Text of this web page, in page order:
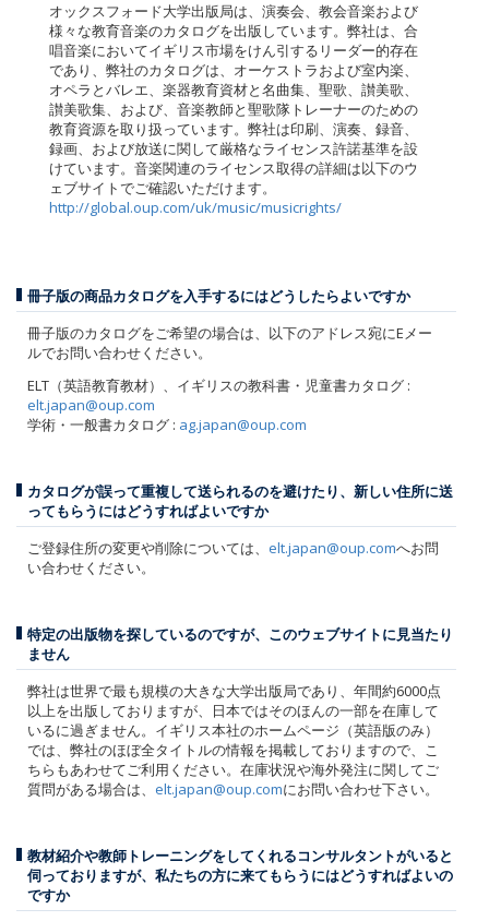
オックスフォード大学出版局は、演奏会、教会音楽および
様々な教育音楽のカタログを出版しています。弊社は、合
唱音楽においてイギリス市場をけん引するリーダー的存在
であり、弊社のカタログは、オーケストラおよび室内楽、
オペラとバレエ、楽器教育資材と名曲集、聖歌、讃美歌、
讃美歌集、および、音楽教師と聖歌隊トレーナーのための
教育資源を取り扱っています。弊社は印刷、演奏、録音、
録画、および放送に関して厳格なライセンス許諾基準を設
けています。音楽関連のライセンス取得の詳細は以下のウ
ェブサイトでご確認いただけます。
http://global.oup.com/uk/music/musicrights/
冊子版の商品カタログを入手するにはどうしたらよいですか
冊子版のカタログをご希望の場合は、以下のアドレス宛にEメー
ルでお問い合わせください。
ELT（英語教育教材）、イギリスの教科書・児童書カタログ :
elt.japan@oup.com
学術・一般書カタログ : ag.japan@oup.com
カタログが誤って重複して送られるのを避けたり、新しい住所に送
ってもらうにはどうすればよいですか
ご登録住所の変更や削除については、 elt.japan@oup.comへお問
い合わせください。
特定の出版物を探しているのですが、このウェブサイトに見当たり
ません
弊社は世界で最も規模の大きな大学出版局であり、年間約6000点
以上を出版しておりますが、日本ではそのほんの一部を在庫して
いるに過ぎません。イギリス本社のホームページ（英語版のみ）
では、弊社のほぼ全タイトルの情報を掲載しておりますので、こ
ちらもあわせてご利用ください。在庫状況や海外発注に関してご
質問がある場合は、 elt.japan@oup.comにお問い合わせ下さい。
教材紹介や教師トレーニングをしてくれるコンサルタントがいると
伺っておりますが、私たちの方に来てもらうにはどうすればよいの
ですか